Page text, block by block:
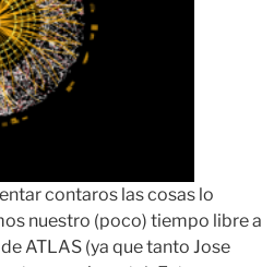
contaros las cosas lo
nuestro (poco) tiempo libre a
ATLAS (ya que tanto Jose